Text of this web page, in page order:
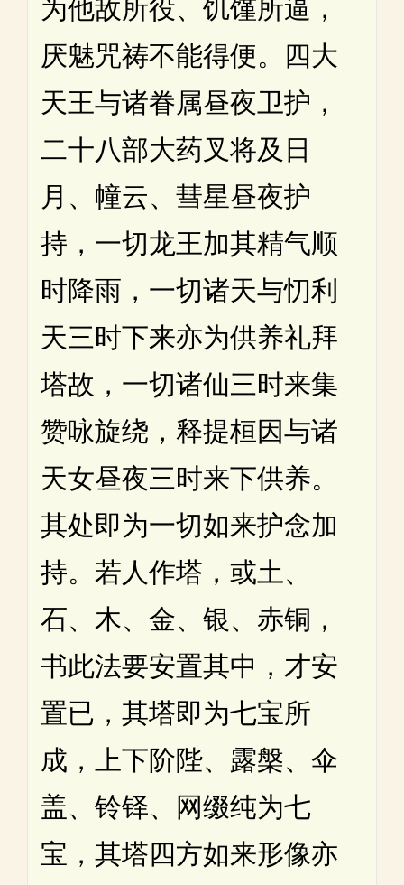
为他敌所役、饥馑所逼，
厌魅咒祷不能得便。四大
天王与诸眷属昼夜卫护，
二十八部大药叉将及日
月、幢云、彗星昼夜护
持，一切龙王加其精气顺
时降雨，一切诸天与忉利
天三时下来亦为供养礼拜
塔故，一切诸仙三时来集
赞咏旋绕，释提桓因与诸
天女昼夜三时来下供养。
其处即为一切如来护念加
持。若人作塔，或土、
石、木、金、银、赤铜，
书此法要安置其中，才安
置已，其塔即为七宝所
成，上下阶陛、露槃、伞
盖、铃铎、网缀纯为七
宝，其塔四方如来形像亦